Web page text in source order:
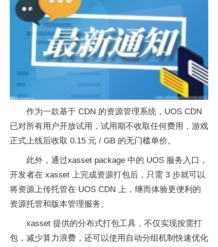
作为一款基于 CDN 的资源管理系统，UOS CDN
已对所有用户开放试用，试用期不收取任何费用，游戏
正式上线后收取 0.15 元 / GB 的无门槛单价。
此外，通过xasset package 中的 UOS 服务入口，
开发者在 xasset 上完成资源打包后，只需 3 步就可以
将资源上传托管在 UOS CDN 上，继而体验更便利的
资源托管和版本管理服务。
xasset 提供的分布式打包工具，不仅实现按需打
包，减少算力浪费，还可以使用自动分组机制快速优化